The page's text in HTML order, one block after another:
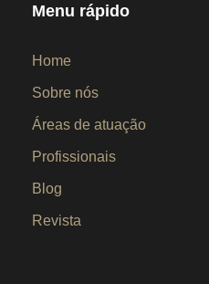
Menu rápido
Home
Sobre nós
Áreas de atuação
Profissionais
Blog
Revista